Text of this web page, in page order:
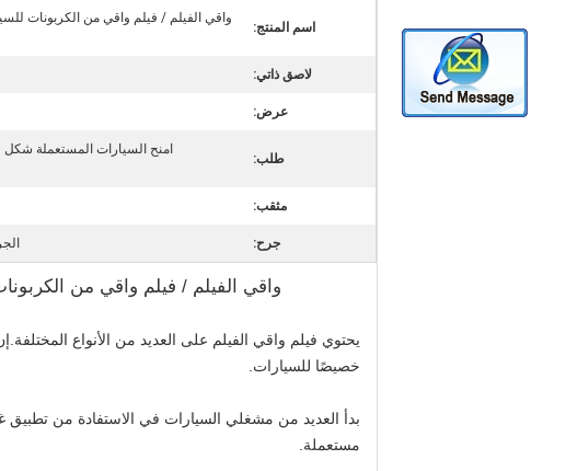
اسم المنتج:
لاصق ذاتي:
عرض:
طلب:
امنح السيارات المستعملة
مثقب:
جرح:
واقي الفيلم / فيلم واقي من الكربونات للسيارات
خصيصًا للسيارات.
بدأ العديد من مشغلي السيارات في الاستفادة من
مستعملة.